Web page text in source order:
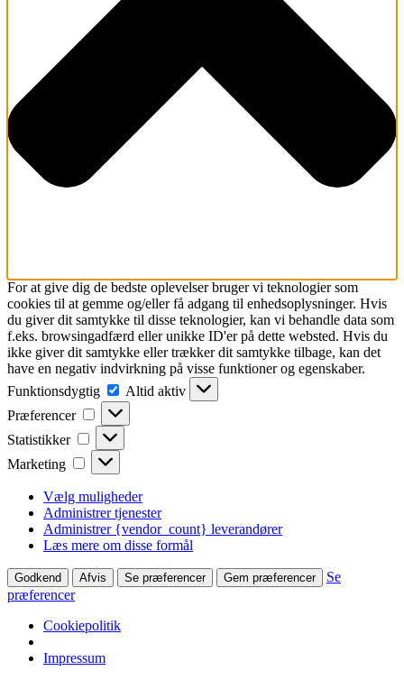
For at give dig de bedste oplevelser bruger vi teknologier som
cookies til at gemme og/eller få adgang til enhedsoplysninger. Hvis
du giver dit samtykke til disse teknologier, kan vi behandle data som
f.eks. browsingadfærd eller unikke ID'er på dette websted. Hvis du
ikke giver dit samtykke eller trækker dit samtykke tilbage, kan det
have en negativ indvirkning på visse funktioner og egenskaber.
Funktionsdygtig
Funktionsdygtig
Altid aktiv
Præferencer
Præferencer
Statistikker Statistikker
Marketing Marketing
Vælg muligheder
Administrer tjenester
Administrer {vendor_count} leverandører
Læs mere om disse formål
Godkend Afvis Se præferencer Gem præferencer
Se
præferencer
Cookiepolitik
Impressum